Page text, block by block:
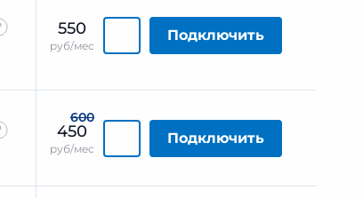
550
руб/мес
Подключить
600
450
руб/мес
Подключить